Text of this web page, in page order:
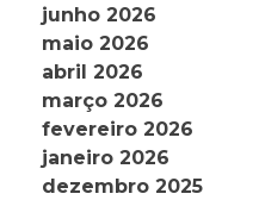
junho 2026
maio 2026
abril 2026
março 2026
fevereiro 2026
janeiro 2026
dezembro 2025